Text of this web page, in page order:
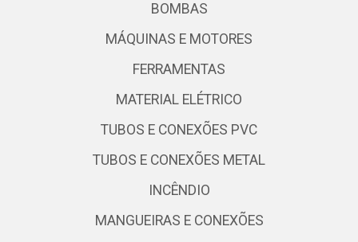
BOMBAS
MÁQUINAS E MOTORES
FERRAMENTAS
MATERIAL ELÉTRICO
TUBOS E CONEXÕES PVC
TUBOS E CONEXÕES METAL
INCÊNDIO
MANGUEIRAS E CONEXÕES